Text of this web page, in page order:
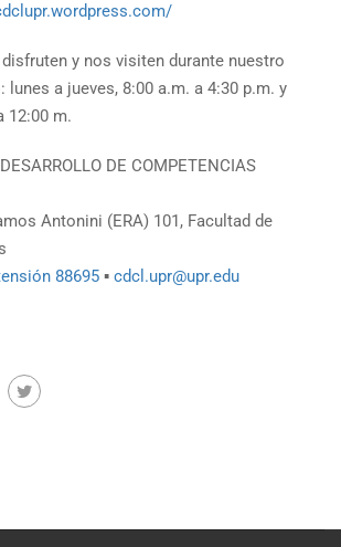
y nos visiten durante nuestro
lunes a jueves, 8:00 a.m. a 4:30 p.m. y
12:00 m.
DE COMPETENCIAS
Antonini (ERA) 101, Facultad de
88695 ▪ cdcl.upr@upr.edu